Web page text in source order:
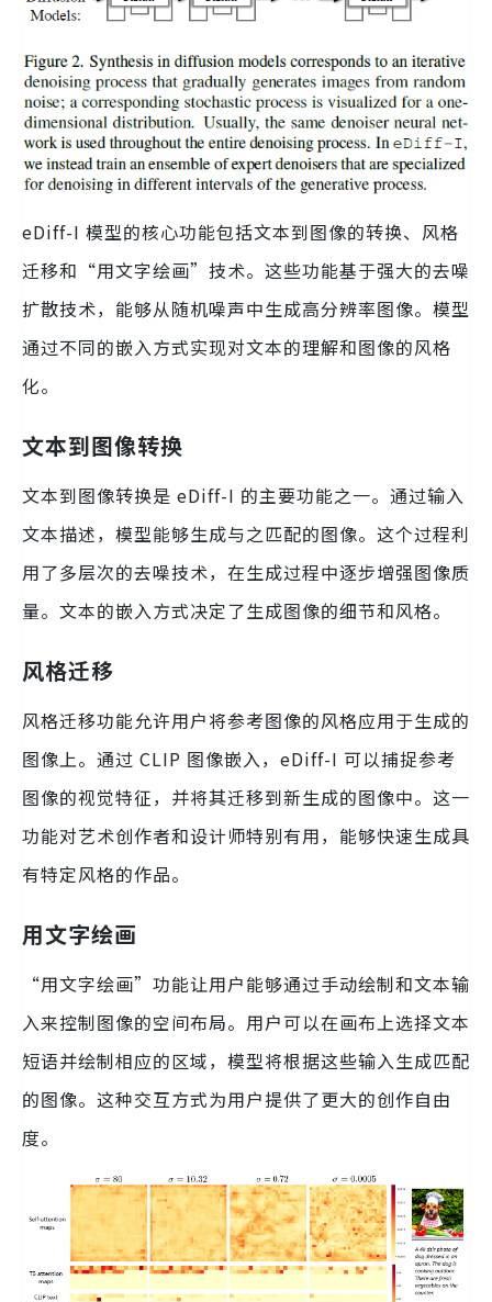
eDiff-I 模型的核心功能包括文本到图像的转换、风格
迁移和“用文字绘画”技术。这些功能基于强大的去噪
扩散技术，能够从随机噪声中生成高分辨率图像。模型
通过不同的嵌入方式实现对文本的理解和图像的风格
化。
文本到图像转换
文本到图像转换是 eDiff-I 的主要功能之一。通过输入
文本描述，模型能够生成与之匹配的图像。这个过程利
用了多层次的去噪技术，在生成过程中逐步增强图像质
量。文本的嵌入方式决定了生成图像的细节和风格。
风格迁移
风格迁移功能允许用户将参考图像的风格应用于生成的
图像上。通过 CLIP 图像嵌入，eDiff-I 可以捕捉参考
图像的视觉特征，并将其迁移到新生成的图像中。这一
功能对艺术创作者和设计师特别有用，能够快速生成具
有特定风格的作品。
用文字绘画
“用文字绘画”功能让用户能够通过手动绘制和文本输
入来控制图像的空间布局。用户可以在画布上选择文本
短语并绘制相应的区域，模型将根据这些输入生成匹配
的图像。这种交互方式为用户提供了更大的创作自由
度。